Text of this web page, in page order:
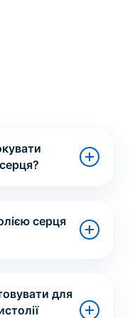
серця
для